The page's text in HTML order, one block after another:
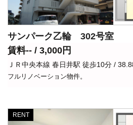
サンパーク乙輪 302号室
賃料-- / 3,000円
ＪＲ中央本線 春日井駅 徒歩10分 /
フルリノベーション物件。
RENT